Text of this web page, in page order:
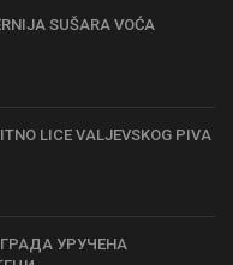
SUŠARA VOĆA
LICE VALJEVSKOG PIVA
УРУЧЕНА